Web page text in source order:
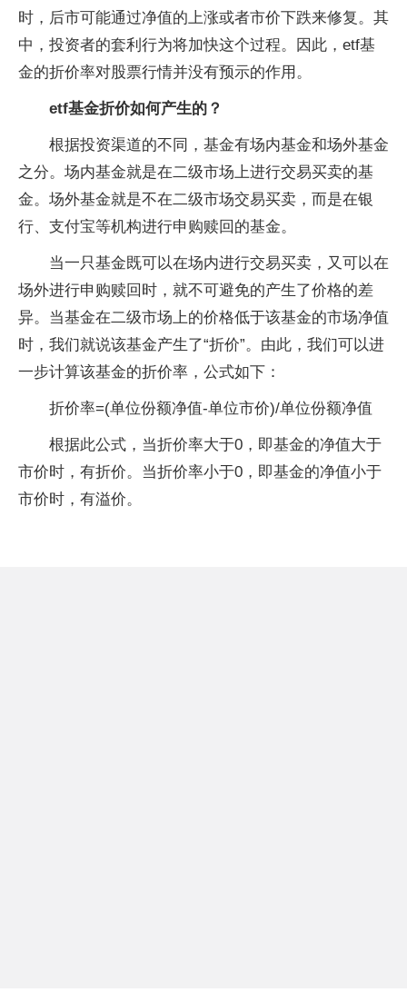
时，后市可能通过净值的上涨或者市价下跌来修复。其
中，投资者的套利行为将加快这个过程。因此，etf基
金的折价率对股票行情并没有预示的作用。
etf基金折价如何产生的？
根据投资渠道的不同，基金有场内基金和场外基金
之分。场内基金就是在二级市场上进行交易买卖的基
金。场外基金就是不在二级市场交易买卖，而是在银
行、支付宝等机构进行申购赎回的基金。
当一只基金既可以在场内进行交易买卖，又可以在
场外进行申购赎回时，就不可避免的产生了价格的差
异。当基金在二级市场上的价格低于该基金的市场净值
时，我们就说该基金产生了“折价”。由此，我们可以进
一步计算该基金的折价率，公式如下：
折价率=(单位份额净值-单位市价)/单位份额净值
根据此公式，当折价率大于0，即基金的净值大于
市价时，有折价。当折价率小于0，即基金的净值小于
市价时，有溢价。